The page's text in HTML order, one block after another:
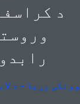
د
وړیا - د